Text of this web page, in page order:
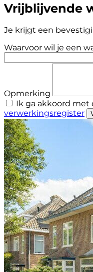
Vrijblijvende
Je krijgt een
Waarvoor wil je een
Opmerking
Ik ga akkoord met
verwerkingsregister